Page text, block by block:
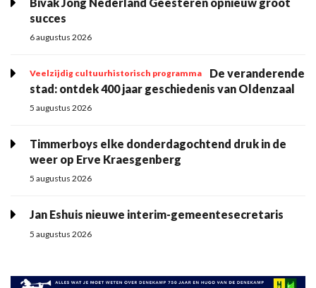
succes
6 augustus 2026
Veelzijdig cultuurhistorisch programma
De veranderende
stad: ontdek 400 jaar geschiedenis van Oldenzaal
5 augustus 2026
Timmerboys elke donderdagochtend druk in de
weer op Erve Kraesgenberg
5 augustus 2026
Jan Eshuis nieuwe interim-gemeentesecretaris
5 augustus 2026